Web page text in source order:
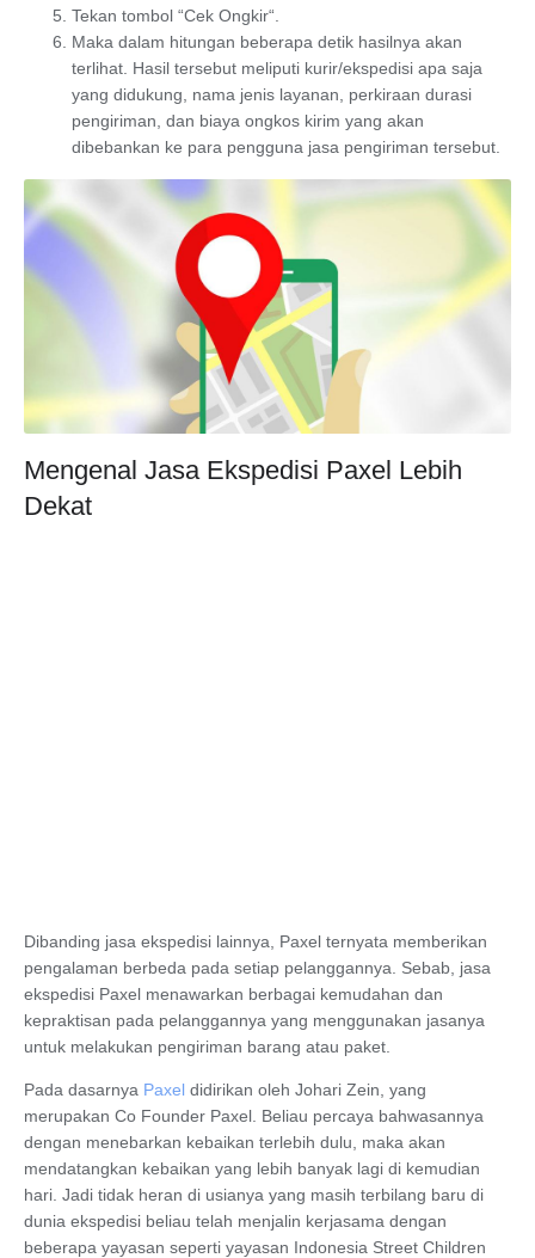
Tekan tombol “Cek Ongkir“.
Maka dalam hitungan beberapa detik hasilnya akan
terlihat. Hasil tersebut meliputi kurir/ekspedisi apa saja
yang didukung, nama jenis layanan, perkiraan durasi
pengiriman, dan biaya ongkos kirim yang akan
dibebankan ke para pengguna jasa pengiriman tersebut.
Mengenal Jasa Ekspedisi Paxel Lebih
Dekat
Dibanding jasa ekspedisi lainnya, Paxel ternyata memberikan
pengalaman berbeda pada setiap pelanggannya. Sebab, jasa
ekspedisi Paxel menawarkan berbagai kemudahan dan
kepraktisan pada pelanggannya yang menggunakan jasanya
untuk melakukan pengiriman barang atau paket.
Pada dasarnya Paxel didirikan oleh Johari Zein, yang
merupakan Co Founder Paxel. Beliau percaya bahwasannya
dengan menebarkan kebaikan terlebih dulu, maka akan
mendatangkan kebaikan yang lebih banyak lagi di kemudian
hari. Jadi tidak heran di usianya yang masih terbilang baru di
dunia ekspedisi beliau telah menjalin kerjasama dengan
beberapa yayasan seperti yayasan Indonesia Street Children